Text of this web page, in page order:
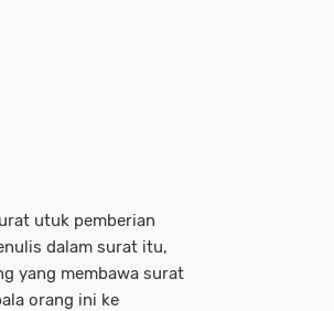
utuk pemberian
dalam surat itu,
yang membawa surat
orang ini ke